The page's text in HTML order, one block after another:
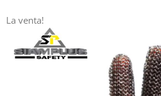
La venta!